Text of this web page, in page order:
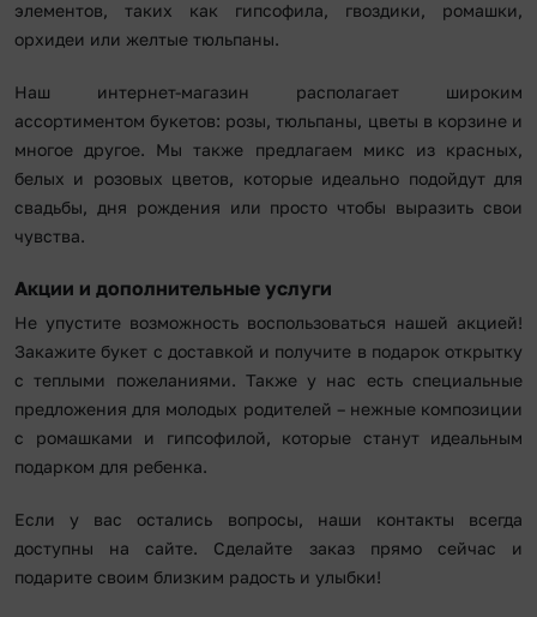
элементов, таких как гипсофила, гвоздики, ромашки,
орхидеи или желтые тюльпаны.
Наш интернет-магазин располагает широким
ассортиментом букетов: розы, тюльпаны, цветы в корзине и
многое другое. Мы также предлагаем микс из красных,
белых и розовых цветов, которые идеально подойдут для
свадьбы, дня рождения или просто чтобы выразить свои
чувства.
Акции и дополнительные услуги
Не упустите возможность воспользоваться нашей акцией!
Закажите букет с доставкой и получите в подарок открытку
с теплыми пожеланиями. Также у нас есть специальные
предложения для молодых родителей – нежные композиции
с ромашками и гипсофилой, которые станут идеальным
подарком для ребенка.
Если у вас остались вопросы, наши контакты всегда
доступны на сайте. Сделайте заказ прямо сейчас и
подарите своим близким радость и улыбки!